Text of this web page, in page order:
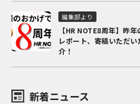
編集部より
【HR NOTE8周年】昨
レポート、寄稿いただ
介！
新着ニュース